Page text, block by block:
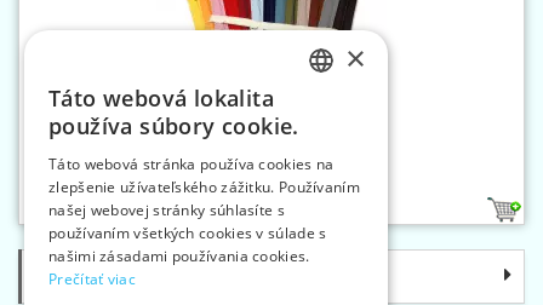
36 1
Zipsy W10 75 cm D
Kategórie
ENGLISH
GERMAN
×
Táto webová lokalita
používa súbory cookie.
Táto webová stránka používa cookies na
zlepšenie užívateľského zážitku. Používaním
našej webovej stránky súhlasíte s
používaním všetkých cookies v súlade s
našimi zásadami používania cookies.
Prečítať viac